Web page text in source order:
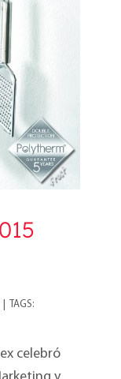
TAGS:
celebró